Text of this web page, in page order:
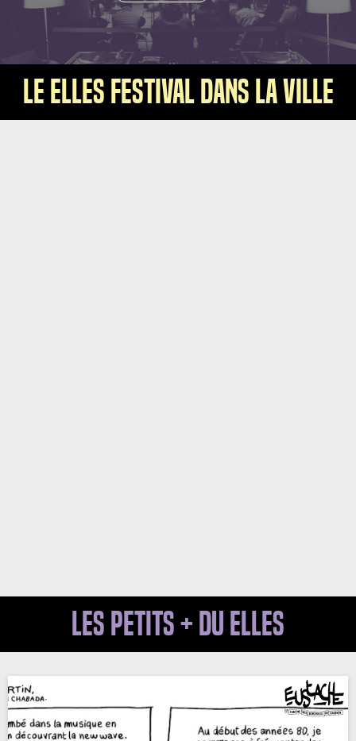
Le Elles Festival dans la Ville
Les petits + du Elles